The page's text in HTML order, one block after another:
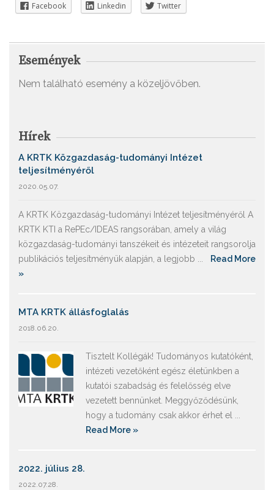
Facebook Linkedin Twitter
Események
Nem található esemény a közeljövőben.
Hírek
A KRTK Közgazdaság-tudományi Intézet
teljesítményéről
2020.05.07.
A KRTK Közgazdaság-tudományi Intézet teljesítményéről A
KRTK KTI a RePEc/IDEAS rangsorában, amely a világ
közgazdaság-tudományi tanszékeit és intézeteit rangsorolja
publikációs teljesítményük alapján, a legjobb ...
Read More
»
MTA KRTK állásfoglalás
2018.06.20.
Tisztelt Kollégák! Tudományos kutatóként,
intézeti vezetőként egész életünkben a
kutatói szabadság és felelősség elve
vezetett bennünket. Meggyőződésünk,
hogy a tudomány csak akkor érhet el ...
Read More »
2022. július 28.
2022.07.28.